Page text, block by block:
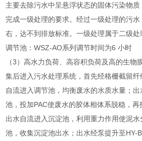
主要去除污水中呈悬浮状态的固体污染物
完成一级处理的要求。经过一级处理的污
右，达不到排放标准。一级处理属于二级处
调节池：WSZ-AO系列调节时间为6 小时
（3）高水力负荷、高容积负荷及高的生物
集后进入污水处理系统，首先经格栅截留
自流进入调节池，均衡废水的水质水量；
池，投加PAC使废水的胶体相体系脱稳，再
出水自流进入沉淀池，利用重力作用使泥
池，收集沉淀池出水；出水经泵提升至HY-